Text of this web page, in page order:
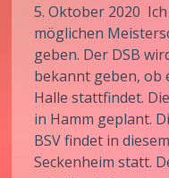
5. Oktober 2020
möglichen
geben. Der DSB
bekannt geben, ob
Halle stattfindet.
in Hamm geplant.
BSV findet in
Seckenheim statt.